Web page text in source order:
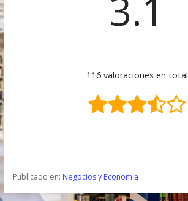
3.1
116 valoraciones en total
Publicado en: Negocios y Economia